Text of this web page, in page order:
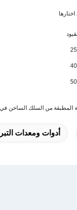
اختارها
السلك الساخن في المبخرات هو -70 درجة
أدوات ومعدات